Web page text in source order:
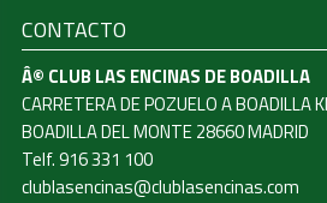
CONTACTO
Â© CLUB LAS ENCINAS DE BOADILLA
CARRETERA DE POZUELO A BOADILLA
BOADILLA DEL MONTE 28660 MADRID
Telf. 916 331 100
clublasencinas@clublasencinas.com